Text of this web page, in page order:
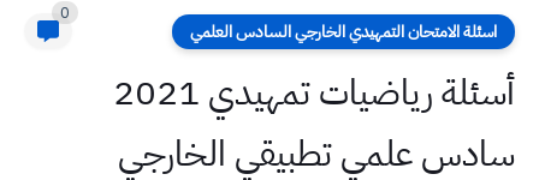
اسئلة الامتحان التمهيدي الخارجي السادس العلمي
0
أسئلة رياضيات تمهيدي 2021
سادس علمي تطبيقي الخارجي